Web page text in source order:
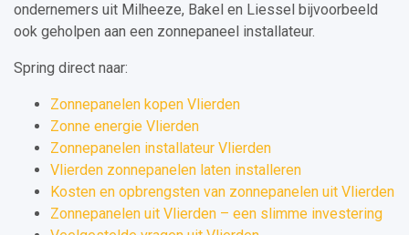
ondernemers uit Milheeze, Bakel en Liessel bijvoorbeeld
ook geholpen aan een zonnepaneel installateur.
Spring direct naar:
Zonnepanelen kopen Vlierden
Zonne energie Vlierden
Zonnepanelen installateur Vlierden
Vlierden zonnepanelen laten installeren
Kosten en opbrengsten van zonnepanelen uit Vlierden
Zonnepanelen uit Vlierden – een slimme investering